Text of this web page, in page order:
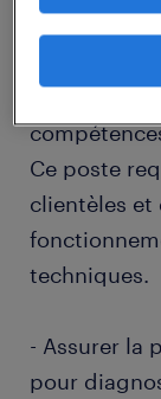
Quel défi
Ce poste
clientèles et
techniques.
- Assurer la
pour